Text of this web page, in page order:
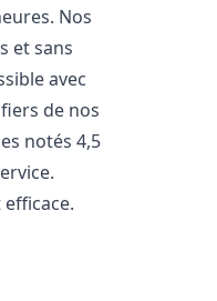
Nos
et sans
avec
de nos
notés 4,5